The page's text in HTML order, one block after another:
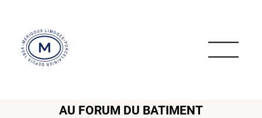
AU FORUM DU BATIMENT